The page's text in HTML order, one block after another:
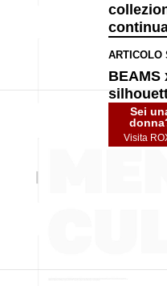
ARTICOLO
BEAMS
Sei
Visita